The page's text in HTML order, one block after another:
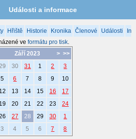
Události a informace
Hřiště Historie Kronika Členové Události
ve formátu pro tisk.
> >>
Září 2023
30 31 1 2
3
5 6 7 8 9
10
12 13 14 15 16
17
19 20 21 22 23
24
27 28 29 30
1
3 4 5 6 7 8